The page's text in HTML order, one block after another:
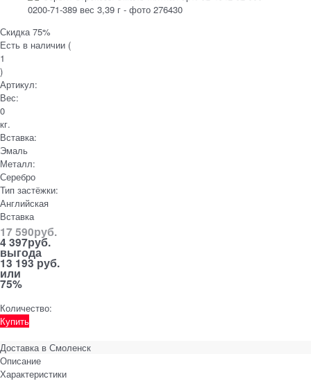
Скидка 75%
Есть в наличии (
1
)
Артикул:
Вес:
0
кг.
Вставка:
Эмаль
Металл:
Серебро
Тип застёжки:
Английская
Вставка
17 590руб.
4 397руб.
выгода
13 193 руб.
или
75%
Количество:
Купить
Доставка в Смоленск
Описание
Характеристики